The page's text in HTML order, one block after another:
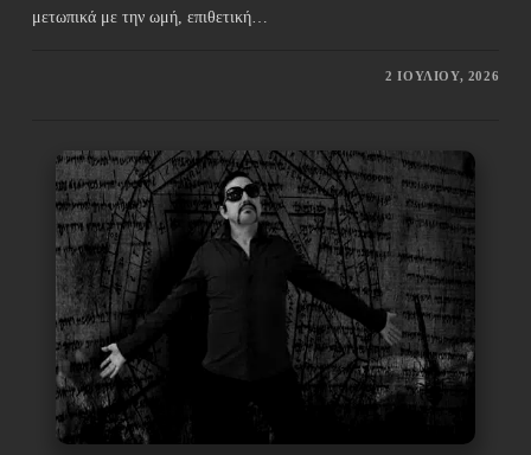
μετωπικά με την ωμή, επιθετική…
2 ΙΟΥΛΊΟΥ, 2026